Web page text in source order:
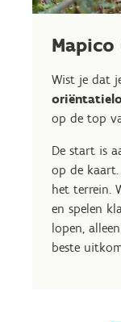
Wist je dat
op de top
De start is
op de
het terrein.
en spelen
lopen,
beste